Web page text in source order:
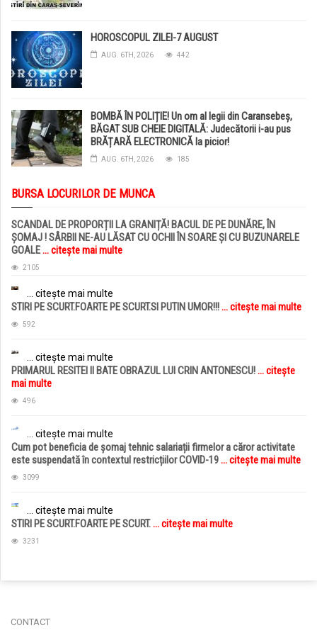
HOROSCOPUL ZILEI-7 AUGUST
AUG. 6TH, 2026 442
BOMBĂ ÎN POLIȚIE! Un om al legii din Caransebeș,
BĂGAT SUB CHEIE DIGITALĂ: Judecătorii i-au pus
BRĂȚARĂ ELECTRONICĂ la picior!
AUG. 6TH, 2026 185
BURSA LOCURILOR DE MUNCA
SCANDAL DE PROPORȚII LA GRANIȚĂ! BACUL DE PE DUNĂRE, ÎN
ȘOMAJ ! SÂRBII NE-AU LĂSAT CU OCHII ÎN SOARE ȘI CU BUZUNARELE
GOALE... citește mai multe
2105
... citește mai multe
STIRI PE SCURT.FOARTE PE SCURT.SI PUTIN UMOR!!!... citește mai multe
592
... citește mai multe
PRIMARUL RESITEI II BATE OBRAZUL LUI CRIN ANTONESCU!... citește
mai multe
496
... citește mai multe
Cum pot beneficia de șomaj tehnic salariații firmelor a căror activitate
este suspendată în contextul restricțiilor COVID-19... citește mai multe
3099
... citește mai multe
STIRI PE SCURT.FOARTE PE SCURT.... citește mai multe
3231
CONTACT